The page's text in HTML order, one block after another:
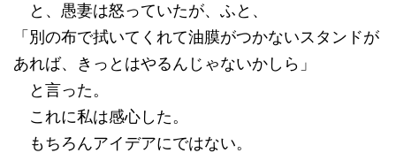
と、愚妻は怒っていたが、ふと、
「別の布で拭いてくれて油膜がつかないスタンドが
あれば、きっとはやるんじゃないかしら」
と言った。
これに私は感心した。
もちろんアイデアにではない。